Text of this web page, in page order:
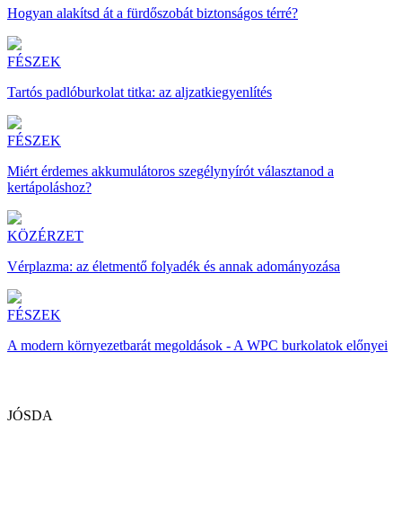
Hogyan alakítsd át a fürdőszobát biztonságos térré?
FÉSZEK
Tartós padlóburkolat titka: az aljzatkiegyenlítés
FÉSZEK
Miért érdemes akkumulátoros szegélynyírót választanod a
kertápoláshoz?
KÖZÉRZET
Vérplazma: az életmentő folyadék és annak adományozása
FÉSZEK
A modern környezetbarát megoldások - A WPC burkolatok előnyei
JÓSDA